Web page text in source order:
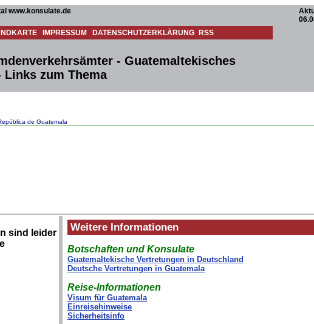
www.konsulate.de
IMPRESSUM DATENSCHUTZERKLÄRUNG RSS
- Guatemaltekisches
Links zum Thema
de Guatemala
sind leider
Weitere Informationen
Botschaften und Konsulate
Guatemaltekische Vertretungen in Deutschland
Deutsche Vertretungen in Guatemala
Reise-Informationen
Visum für Guatemala
Einreisehinweise
Sicherheitsinfo